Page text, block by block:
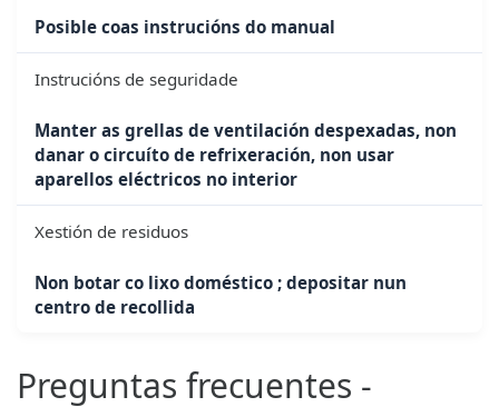
Posible coas instrucións do manual
Instrucións de seguridade
Manter as grellas de ventilación despexadas, non
danar o circuíto de refrixeración, non usar
aparellos eléctricos no interior
Xestión de residuos
Non botar co lixo doméstico ; depositar nun
centro de recollida
Preguntas frecuentes -